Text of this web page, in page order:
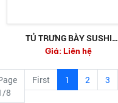
TỦ TRƯNG BÀY SUSHI
HOSHIZAKI HNC-120BE-L-B
Giá:Liên hệ
8
First 1 2 3